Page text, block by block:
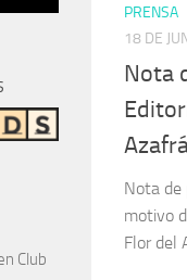
PRENSA
18 DE
Nota
Nota de
motivo
Flor del
Club